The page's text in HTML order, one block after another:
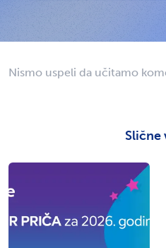
Nismo uspeli da učitamo
Slične